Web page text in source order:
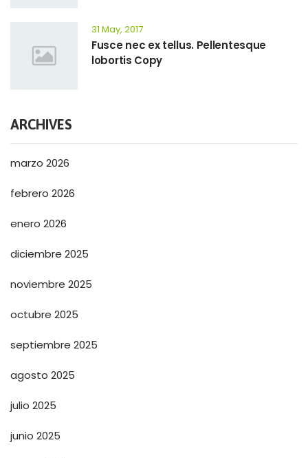
31 May, 2017
Fusce nec ex tellus. Pellentesque
lobortis Copy
ARCHIVES
marzo 2026
febrero 2026
enero 2026
diciembre 2025
noviembre 2025
octubre 2025
septiembre 2025
agosto 2025
julio 2025
junio 2025